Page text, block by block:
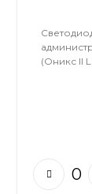
(Оникс II